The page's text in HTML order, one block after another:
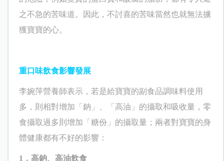
之不急的苦味道。因此，不討喜的苦味當然也就無法擄
獲寶寶的心。
重口味飲食影響發展
李婉萍營養師表示，若是給寶寶的副食品調味料使用
多，則相對增加「鈉」、「高油」的攝取和吸收量，零
食攝取過多則增加「糖份」的攝取量；兩者對寶寶的身
體健康都有不好的影響：
1 ．高鈉、高油飲食